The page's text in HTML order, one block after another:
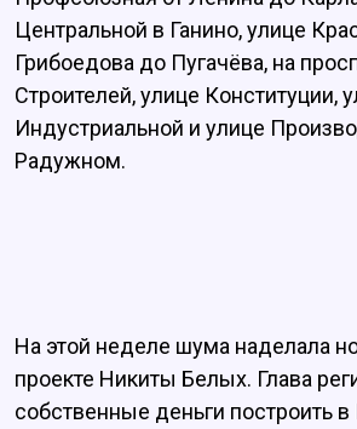
Центральной в Ганино, улице
Грибоедова до Пугачёва, на
Строителей, улице Конституции,
Индустриальной и улице
Радужном.
На этой неделе шума наделала
проекте Никиты Белых. Глава
собственные деньги построить